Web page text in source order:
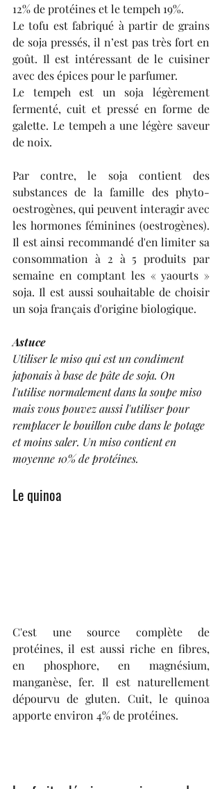
12% de protéines et le tempeh 19%.
Le tofu est fabriqué à partir de grains
de soja pressés, il n’est pas très fort en
goût. Il est intéressant de le cuisiner
avec des épices pour le parfumer.
Le tempeh est un soja légèrement
fermenté, cuit et pressé en forme de
galette. Le tempeh a une légère saveur
de noix.
Par contre, le soja contient des
substances de la famille des phyto-
oestrogènes, qui peuvent interagir avec
les hormones féminines (oestrogènes).
Il est ainsi recommandé d'en limiter sa
consommation à 2 à 5 produits par
semaine en comptant les « yaourts »
soja. Il est aussi souhaitable de choisir
un soja français d'origine biologique.
Astuce
Utiliser le miso qui est un condiment
japonais à base de pâte de soja. On
l'utilise normalement dans la soupe miso
mais vous pouvez aussi l'utiliser pour
remplacer le bouillon cube dans le potage
et moins saler. Un miso contient en
moyenne 10% de protéines.
Le quinoa
C'est une source complète de
protéines, il est aussi riche en fibres,
en phosphore, en magnésium,
manganèse, fer. Il est naturellement
dépourvu de gluten. Cuit, le quinoa
apporte environ 4% de protéines.